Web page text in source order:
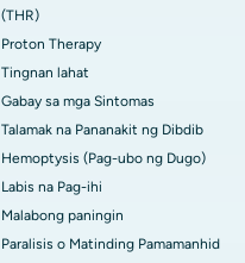
(THR)
Proton Therapy
Tingnan lahat
Gabay sa mga Sintomas
Talamak na Pananakit ng Dibdib
Hemoptysis (Pag-ubo ng Dugo)
Labis na Pag-ihi
Malabong paningin
Paralisis o Matinding Pamamanhid